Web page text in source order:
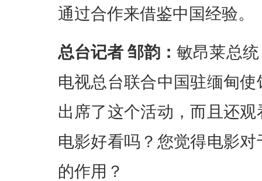
通过合作来借鉴中国经验。
总台记者 邹韵：敏昂莱总
电视总台联合中国驻缅甸
出席了这个活动，而且还
电影好看吗？您觉得电影
的作用？